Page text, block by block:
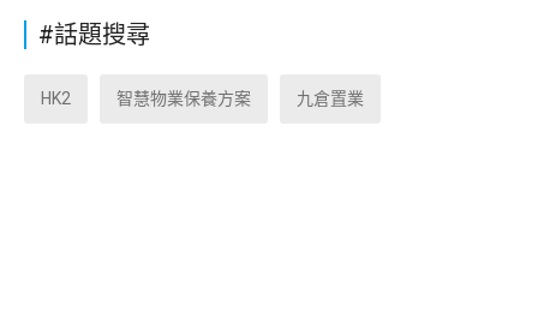
#話題搜尋
HK2 智慧物業保養方案 九倉置業